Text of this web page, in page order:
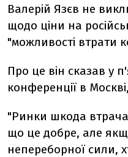
Валерій Язєв не
щодо ціни на
"можливості втрати
Про це він сказав у
конференції в
"Ринки шкода
що це добре, але
непереборної сили,